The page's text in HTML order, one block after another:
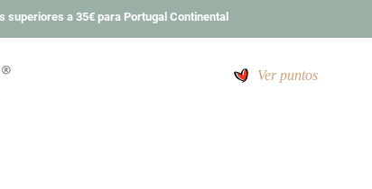
superiores a 35€ para Portugal Continental
Ver puntos